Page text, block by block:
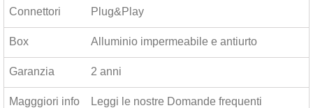
Connettori Plug&Play
Box Alluminio impermeabile e antiurto
Garanzia 2 anni
Magggiori info Leggi le nostre Domande frequenti